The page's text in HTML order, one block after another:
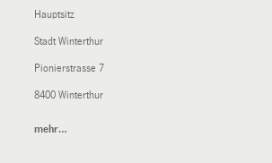
Hauptsitz
Stadt Winterthur
Pionierstrasse 7
8400 Winterthur
mehr…